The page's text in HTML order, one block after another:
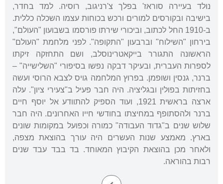
נולד בעיירה סוראז' בפלך צ'רניגוב, רוסיה. למד בחדר,
בישיבה ובקורסים למורים ורכש בכוחות עצמו השכלה כללית.
ב-1910 החל לכתוב, וביכורי שירתו פורסמו בשבועון "העולם",
בירחון "השילוח" וברבעון "התקופה". לפני מלחמת "העולם"
הראשונה התגורר בייקאטרינוסלב, ושם התחזקה זיקתו
לספרות העברית, ובעיקר דבקה נפשו בסיפורי "השלישייה" –
ברנר, גנסין ושופמן. בפרוץ המלחמה גויס לצבא הרוסי ועשה
בחזיתות בפולין ובגליציה. היה חבר פעיל ב"צעירי ציון". עלה
ארצה בראשית 1921, ועוד הספיק להתוודע אל יוסף חיים
ברנר ולהסתופף במחיצתו בחודשי חייו האחרונים. היה חבר
שלוש שנים ב"גדוד העבודה" כמורה וכפועל במקומות שונים
בארץ. מאמצע שנות העשרים היה עורך בהוצאת מצפה,
ולאחר מכן בהוצאת הקיבוץ המאוחד. בד בבד עבד שנים
רבות בהוראה.